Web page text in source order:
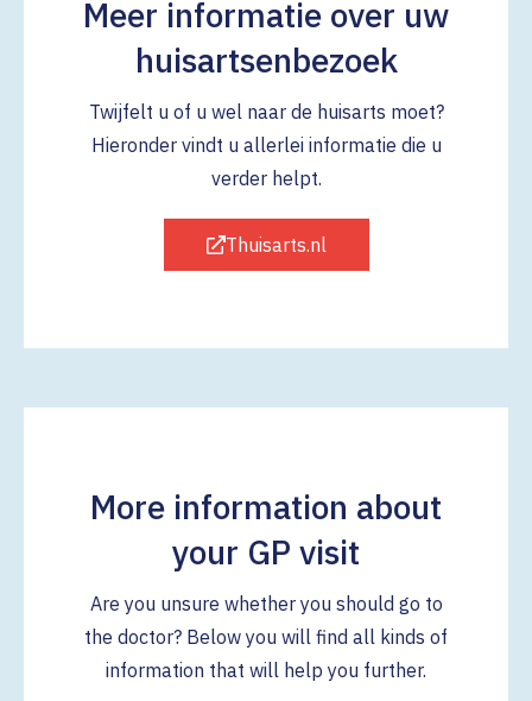
Meer informatie over uw
huisartsenbezoek
Twijfelt u of u wel naar de huisarts moet?
Hieronder vindt u allerlei informatie die u
verder helpt.
Thuisarts.nl
More information about
your GP visit
Are you unsure whether you should go to
the doctor? Below you will find all kinds of
information that will help you further.